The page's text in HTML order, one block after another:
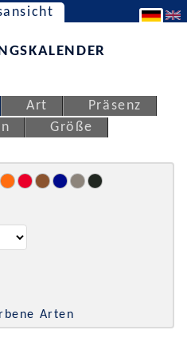
Art
Präsenz
Größe
Arten